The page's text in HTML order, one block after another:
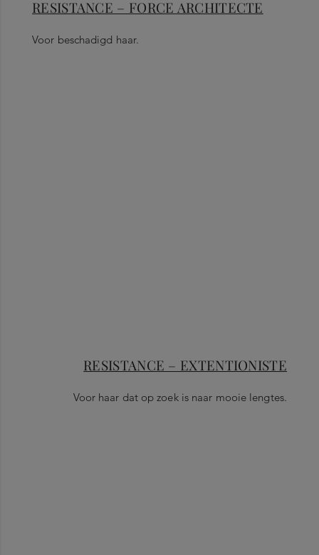
RESISTANCE – FORCE ARCHITECTE
Voor beschadigd haar.
RESISTANCE – EXTENTIONISTE
Voor haar dat op zoek is naar mooie lengtes.